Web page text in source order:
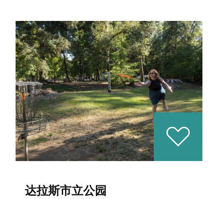
达拉斯市立公园